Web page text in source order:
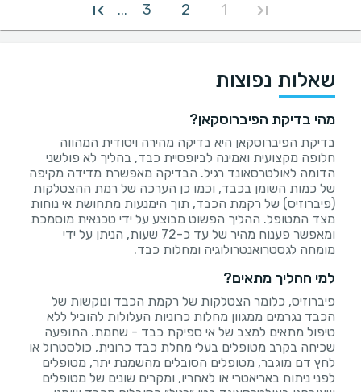
1
2
3
...
שאלות נפוצות
מהי בדיקת הפיברוסקאן?
בדיקת הפיברוסקאן היא בדיקה מהירה ויסודית המהווה
חלופה מקצועית ואמינה לביופסיית כבד, בהליך לא פולשני
הדומה לאולטרסאונד רגיל. הבדיקה מאפשרת מדידה מקיפה
של כמות השומן בכבד, וכמו כן הערכה של רמת ההצטלקות
(פיברוזיס) של רקמת הכבד, תוך הימנעות מתחושת אי נוחות
מצד המטופל. ההליך הפשוט מבוצע על ידי טכנאית מוסמכת
ומאפשר פענוח מהיר של עד כ-72 שעות, הניתן על ידי
מומחה לגסטרואנטרולוגיה ומחלות כבד.
למי ההליך מתאים?
פיברוזיס, כלומר הצטלקות של רקמת הכבד ונוקשות של
הכבד נגרמים ממגוון מחלות כרוניות העלולות להוביל ללא
טיפול מתאים למצב של אי ספיקת כבד - שחמת. התופעה
שכיחה בקרב מטופלים בעלי מחלת כבד כרונית, כולסטרול או
לחץ דם מוגבר, מטופלים הסובלים מהשמנת יתר, מטופלים
לפני ניתוח באריאטרי או לאחריו, ומקרים שונים של מטופלים